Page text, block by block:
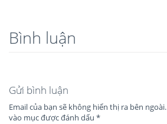
Bình luận
Gửi bình luận
Email của bạn sẽ không hiển thị ra bên ngoài.
vào mục được đánh dấu *